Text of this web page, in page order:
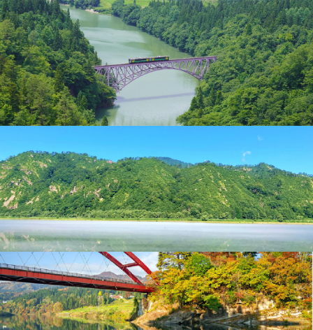
「
只
見
湖
・
集
落
め
ぐ
ー
ス
」
ツ
ア
ー
レ
ポ
ー
ト